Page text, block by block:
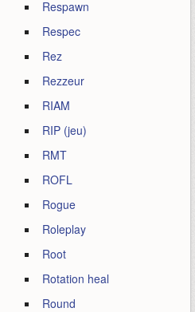
Respawn
Respec
Rez
Rezzeur
RIAM
RIP (jeu)
RMT
ROFL
Rogue
Roleplay
Root
Rotation heal
Round